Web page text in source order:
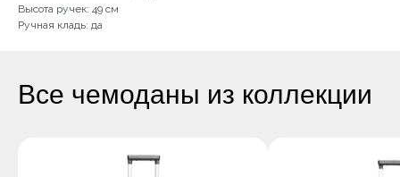
Высота ручек: 49 см
Ручная кладь: да
Все чемоданы из коллекции